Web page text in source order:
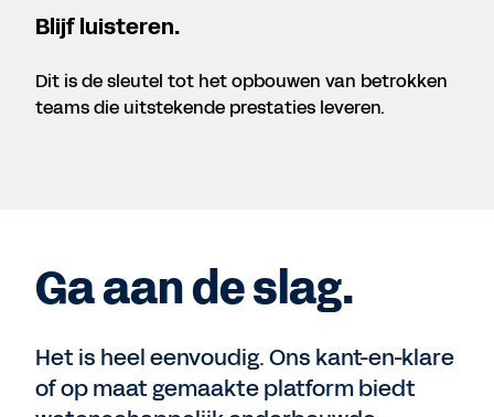
Blijf luisteren.
Dit is de sleutel tot het opbouwen van betrokken
teams die uitstekende prestaties leveren.
Ga aan de slag.
Het is heel eenvoudig. Ons kant-en-klare
of op maat gemaakte platform biedt